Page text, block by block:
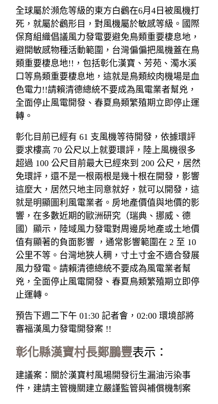
全球屬於瀕危等級的東方白鸛在6月4日被風機打
死，就屬於鸛形目，對風機屬於敏感等級。國際
保育組織倡議風力發電要避免鳥類重要棲息地，
避開敏感物種活動範圍，台灣偏偏把風機蓋在鳥
類重要棲息地!!，包括彰化漢寶、芳苑、濁水溪
口等鳥類重要棲息地，這就是鳥類絞肉機場是血
色電力!!請賴清德總統不要成為風電業者幫兇，
全面停止風電開發、春夏鳥類繁殖期立即停止運
轉。
彰化目前已經有 61 支風機等待開發，依據環評
要求樓高 70 公尺以上就要環評，陸上風機很多
超過 100 公尺目前最大已經來到 200 公尺，居然
免環評，還不是一根兩根是幾十根在開發，影響
這麼大，居然只地主同意就好，就可以開發，這
就是明顯圖利風電業者。房地產價值與地價的影
響，在多數近期的歐洲研究（瑞典、挪威、德
國）顯示，陸域風力發電對周邊房地產或土地價
值有顯著的負面影響 ，通常影響範圍在 2 至 10
公里不等。台灣地狹人稠，寸土寸金不適合發展
風力發電。請賴清德總統不要成為風電業者幫
兇，全面停止風電開發、春夏鳥類繁殖期立即停
止運轉。
預告下週二下午 01:30 記者會，02:00 環境部將
審福漢風力發電開發案 !!
彰化縣漢寶村長鄭鵬豐表示：
建議案：關於漢寶村風場開發衍生漏油污染事
件，建請主管機關建立嚴謹監管與補償機制案